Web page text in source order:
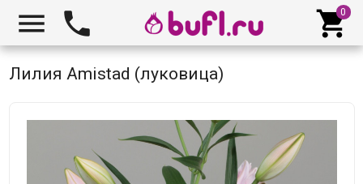
  
Лилия Amistad (луковица)